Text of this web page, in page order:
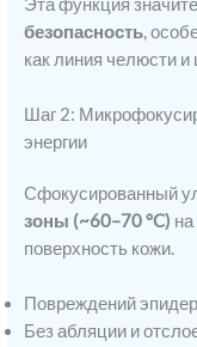
безопасность,
как линия челюсти и
Шаг 2:
энергии
Сфокусированный
зоны (~60–70 °C)
поверхность кожи.
Повреждений
Без абляции и